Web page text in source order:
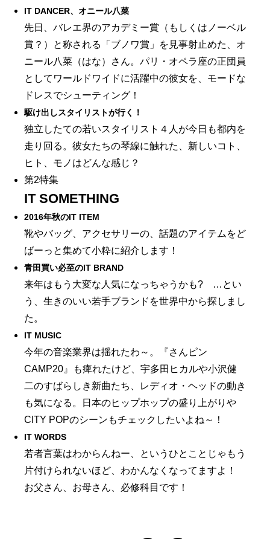
IT DANCER、オニール八菜
先日、バレエ界のアカデミー賞（もしくはノーベル
賞？）と称される「ブノワ賞」を見事射止めた、オ
ニール八菜（はな）さん。パリ・オペラ座の正団員
としてワールドワイドに活躍中の彼女を、モードな
ドレスでシューティング！
駆け出しスタイリストが行く！
独立したての若いスタイリスト４人が今日も都内を
走り回る。彼女たちの琴線に触れた、新しいコト、
ヒト、モノはどんな感じ？
第2特集
IT SOMETHING
2016年秋のIT ITEM
靴やバッグ、アクセサリーの、話題のアイテムをど
ばーっと集めて小粋に紹介します！
青田買い必至のIT BRAND
来年はもう大変な人気になっちゃうかも? …とい
う、生きのいい若手ブランドを世界中から探しまし
た。
IT MUSIC
今年の音楽業界は揺れたわ～。『さんピン
CAMP20』も痺れたけど、宇多田ヒカルや小沢健
二のすばらしき新曲たち、レディオ・ヘッドの動き
も気になる。日本のヒップホップの盛り上がりや
CITY POPのシーンもチェックしたいよね～！
IT WORDS
若者言葉はわからんねー、というひとことじゃもう
片付けられないほど、わかんなくなってますよ！
お父さん、お母さん、必修科目です！